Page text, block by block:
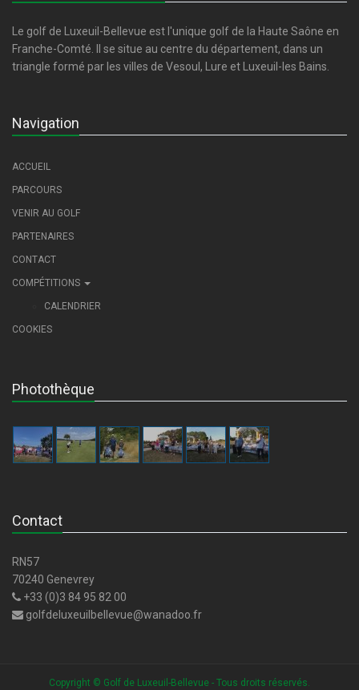
Le golf de Luxeuil-Bellevue est l'unique golf de la Haute Saône en
Franche-Comté. Il se situe au centre du département, dans un
triangle formé par les villes de Vesoul, Lure et Luxeuil-les Bains.
Navigation
ACCUEIL
PARCOURS
VENIR AU GOLF
PARTENAIRES
CONTACT
COMPÉTITIONS
CALENDRIER
COOKIES
Photothèque
Contact
RN57
70240 Genevrey
+33 (0)3 84 95 82 00
golfdeluxeuilbellevue@wanadoo.fr
Copyright © Golf de Luxeuil-Bellevue - Tous droits réservés.